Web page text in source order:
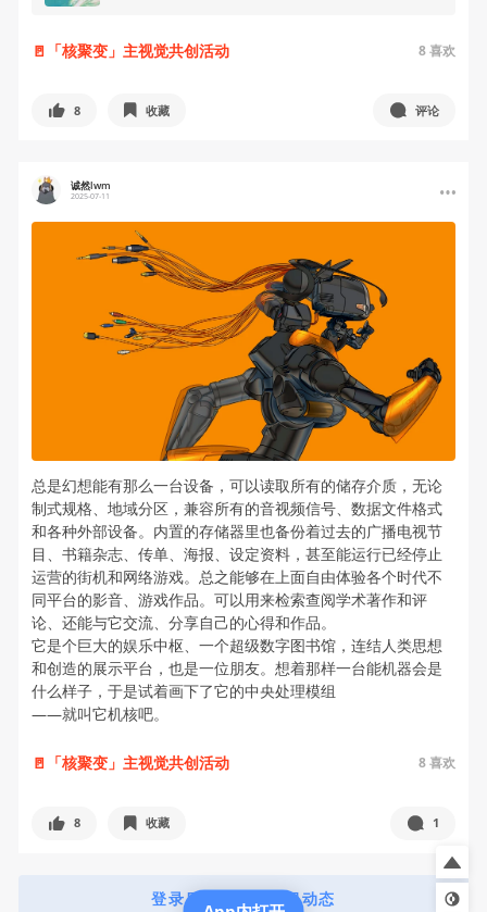
🚪「核聚变」主视觉共创活动 8喜欢
8 收藏 评论
诚然lwm
2025-07-11
总是幻想能有那么一台设备，可以读取所有的储存介质，无论
制式规格、地域分区，兼容所有的音视频信号、数据文件格式
和各种外部设备。内置的存储器里也备份着过去的广播电视节
目、书籍杂志、传单、海报、设定资料，甚至能运行已经停止
运营的街机和网络游戏。总之能够在上面自由体验各个时代不
同平台的影音、游戏作品。可以用来检索查阅学术著作和评
论、还能与它交流、分享自己的心得和作品。
它是个巨大的娱乐中枢、一个超级数字图书馆，连结人类思想
和创造的展示平台，也是一位朋友。想着那样一台能机器会是
什么样子，于是试着画下了它的中央处理模组
——就叫它机核吧。
🚪「核聚变」主视觉共创活动 8喜欢
8 收藏 1
登录后查看更多机组动态